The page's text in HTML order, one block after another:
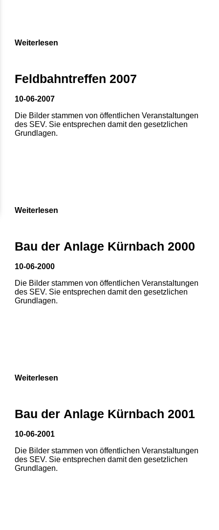
Weiterlesen
Feldbahntreffen 2007
10-06-2007
Die Bilder stammen von öffentlichen Veranstaltungen
des SEV. Sie entsprechen damit den gesetzlichen
Grundlagen.
Weiterlesen
Bau der Anlage Kürnbach 2000
10-06-2000
Die Bilder stammen von öffentlichen Veranstaltungen
des SEV. Sie entsprechen damit den gesetzlichen
Grundlagen.
Weiterlesen
Bau der Anlage Kürnbach 2001
10-06-2001
Die Bilder stammen von öffentlichen Veranstaltungen
des SEV. Sie entsprechen damit den gesetzlichen
Grundlagen.